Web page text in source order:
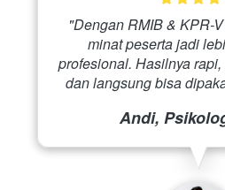
minat peserta jadi
profesional. Hasilnya
dan langsung bisa
Andi,